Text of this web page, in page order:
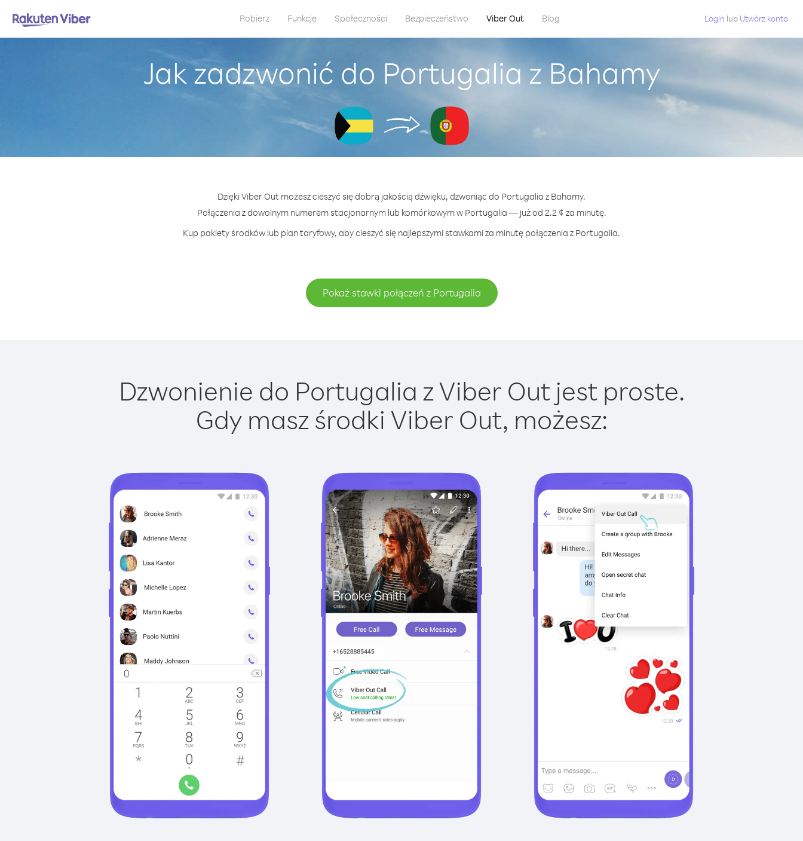
Pobierz Funkcje Społeczności Bezpieczeństwo Viber Out Blog Login lub Utwórz konto
Jak zadzwonić do Portugalia z Bahamy
Dzięki Viber Out możesz cieszyć się dobrą jakością dźwięku, dzwoniąc do Portugalia z Bahamy.
Połączenia z dowolnym numerem stacjonarnym lub komórkowym w Portugalia — już od 2.2 ¢ za minutę.
Kup pakiety środków lub plan taryfowy, aby cieszyć się najlepszymi stawkami za minutę połączenia z Portugalia.
Pokaż stawki połączeń z Portugalia
Dzwonienie do Portugalia z Viber Out jest proste.
Gdy masz środki Viber Out, możesz: